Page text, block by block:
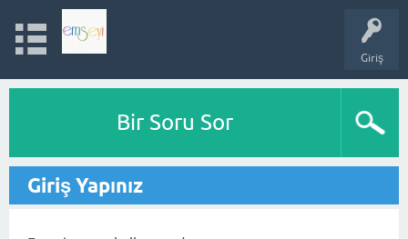
Giriş
Bir Soru Sor
Giriş Yapınız